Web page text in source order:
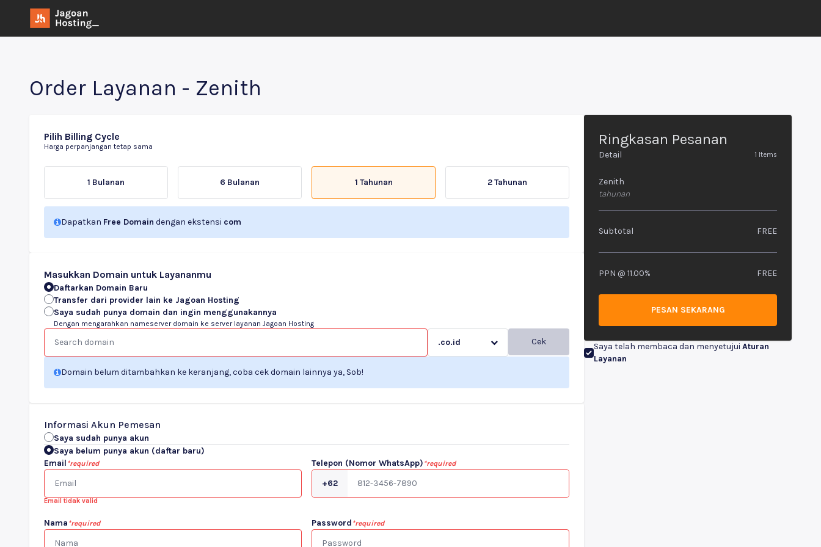
Order Layanan - Zenith
Pilih Billing Cycle
Harga perpanjangan tetap sama
1 Bulanan 6 Bulanan 1 Tahunan 2 Tahunan
Dapatkan Free Domain dengan ekstensi com
Masukkan Domain untuk Layananmu
Daftarkan Domain Baru
Transfer dari provider lain ke Jagoan Hosting
Saya sudah punya domain dan ingin menggunakannya
Dengan mengarahkan nameserver domain ke server layanan Jagoan Hosting
.co.id Cek
Domain belum ditambahkan ke keranjang, coba cek domain lainnya ya, Sob!
Informasi Akun Pemesan
Saya sudah punya akun
Saya belum punya akun (daftar baru)
Email *required
Email tidak valid
Telepon (Nomor WhatsApp) *required
+62
Nama *required Password *required
Ringkasan Pesanan
Detail 1 Items
Zenith
tahunan
Subtotal FREE
PPN @ 11.00% FREE
PESAN SEKARANG
Saya telah membaca dan menyetujui Aturan
Layanan